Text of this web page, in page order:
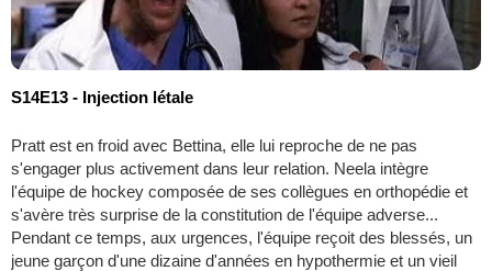
S14E13 - Injection létale
Pratt est en froid avec Bettina, elle lui reproche de ne pas
s'engager plus activement dans leur relation. Neela intègre
l'équipe de hockey composée de ses collègues en orthopédie et
s'avère très surprise de la constitution de l'équipe adverse...
Pendant ce temps, aux urgences, l'équipe reçoit des blessés, un
jeune garçon d'une dizaine d'années en hypothermie et un vieil